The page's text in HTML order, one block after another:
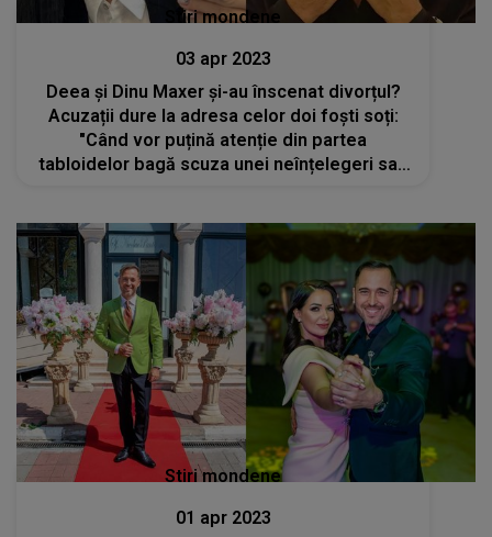
Stiri mondene
03 apr 2023
Deea și Dinu Maxer și-au înscenat divorțul?
Acuzații dure la adresa celor doi foști soți:
"Când vor puțină atenție din partea
tabloidelor bagă scuza unei neînțelegeri sau
Stiri mondene
01 apr 2023